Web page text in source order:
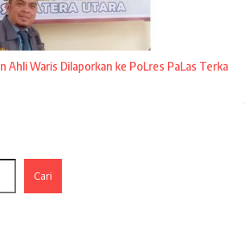
Ahli Waris Dilaporkan ke PoLres PaLas Terka
Cari